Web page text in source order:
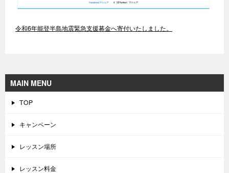
令和6年能登半島地震緊急支援募金へ寄付いたしました。
MAIN MENU
TOP
キャンペーン
レッスン場所
レッスン料金